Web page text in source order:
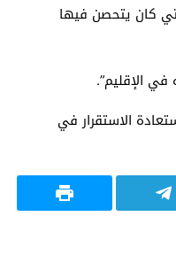
السيطرة على نحو 98% من المناطق التي كان يتحصن فيها
الإقليم”.
الاستقرار في